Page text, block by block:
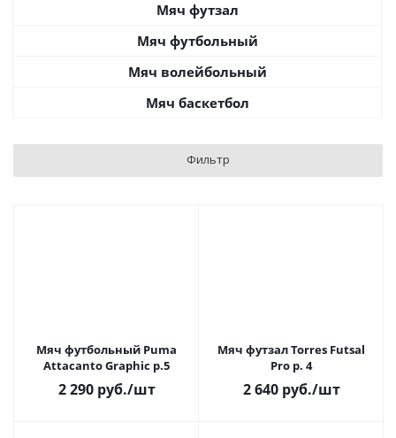
Мяч футзал
Мяч футбольный
Мяч волейбольный
Мяч баскетбол
Фильтр
Мяч футбольный Puma
Attacanto Graphic р.5
2 290руб./шт
Мяч футзал Torres Futsal
Pro р. 4
2 640руб./шт